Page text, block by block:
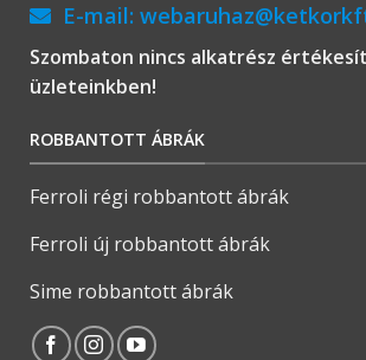
E-mail:
Szombaton nincs alkatrész
üzleteinkben!
ROBBANTOTT ÁBRÁK
Ferroli régi robbantott ábrák
Ferroli új robbantott ábrák
Sime robbantott ábrák